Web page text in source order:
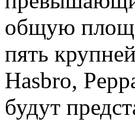
общую
пять
Hasbro,
будут